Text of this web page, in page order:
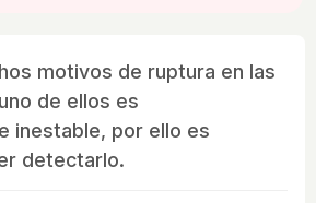
motivos de ruptura en las
de ellos es
inestable, por ello es
detectarlo.